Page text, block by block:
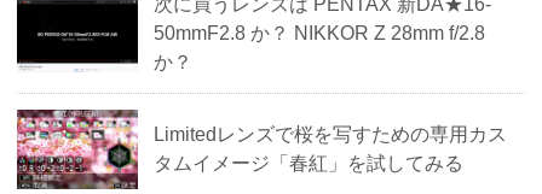
50mmF2.8 か？ NIKKOR Z 28mm f/2.8
か？
Limitedレンズで桜を写すための専用カス
タムイメージ「春紅」を試してみる